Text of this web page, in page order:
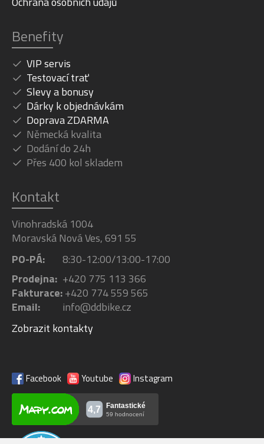
Benefity
VIP servis
Testovací trať
Slevy a bonusy
Dárky k objednávkám
Doprava ZDARMA
Německá kvalita
Dodání do 24h
Přes 400 kol skladem
Kontakt
Vinohradská 1004
Moravská Nová Ves, 691 55
PO-PÁ:
8:30-12:00/13:00-17:00
Prodejna: +420 775 113 366
Fakturace:+420 774 559 565
Email:
info@ddbike.cz
Zobrazit kontakty
Facebook Youtube Instagram